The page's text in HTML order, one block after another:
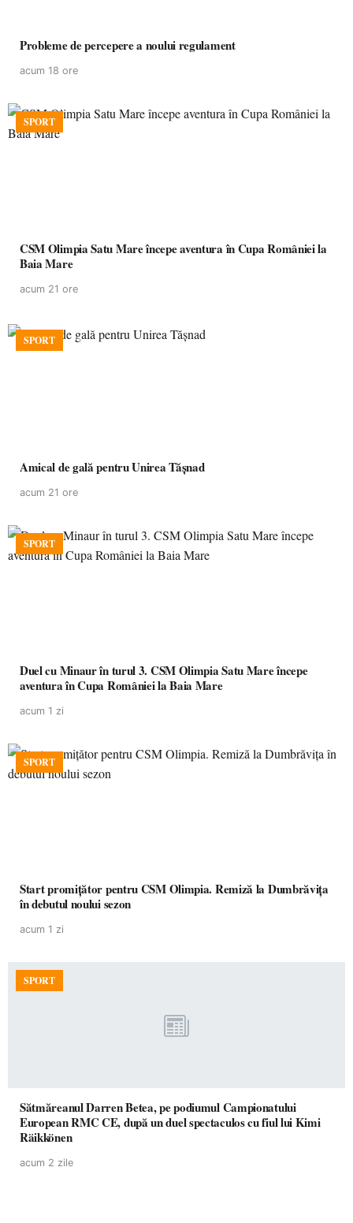
Probleme de percepere a noului regulament
acum 18 ore
SPORT
CSM Olimpia Satu Mare începe aventura în Cupa României la
Baia Mare
acum 21 ore
SPORT
Amical de gală pentru Unirea Tășnad
acum 21 ore
SPORT
Duel cu Minaur în turul 3. CSM Olimpia Satu Mare începe
aventura în Cupa României la Baia Mare
acum 1 zi
SPORT
Start promițător pentru CSM Olimpia. Remiză la Dumbrăvița
în debutul noului sezon
acum 1 zi
SPORT
Sătmăreanul Darren Betea, pe podiumul Campionatului
European RMC CE, după un duel spectaculos cu fiul lui Kimi
Räikkönen
acum 2 zile